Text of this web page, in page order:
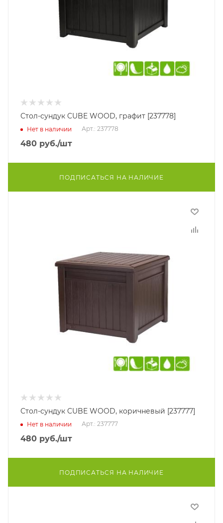
Стол-сундук CUBE WOOD, графит [237778]
Нет в наличии Арт.: 237778
480 руб./шт
ПОДПИСАТЬСЯ НА НАЛИЧИЕ
Стол-сундук CUBE WOOD, коричневый [237777]
Нет в наличии Арт.: 237777
480 руб./шт
ПОДПИСАТЬСЯ НА НАЛИЧИЕ